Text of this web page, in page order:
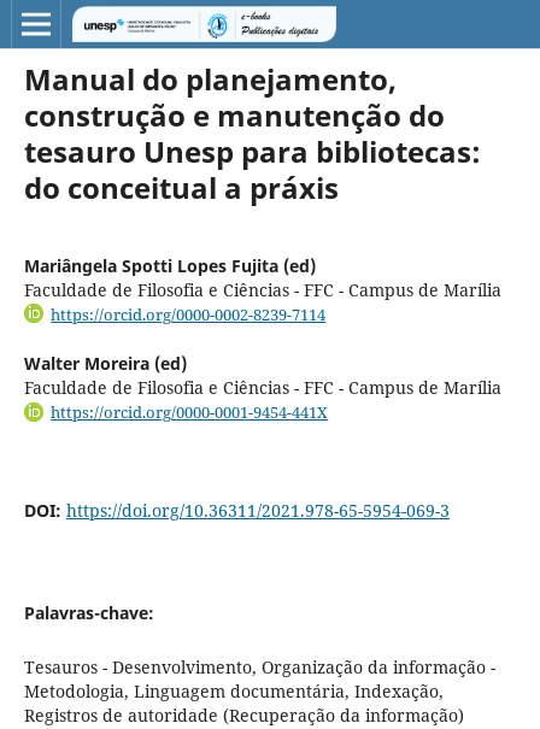
Manual do planejamento,
construção e manutenção do
tesauro Unesp para bibliotecas:
do conceitual a práxis
Mariângela Spotti Lopes Fujita (ed)
Faculdade de Filosofia e Ciências - FFC - Campus de Marília
https://orcid.org/0000-0002-8239-7114
Walter Moreira (ed)
Faculdade de Filosofia e Ciências - FFC - Campus de Marília
https://orcid.org/0000-0001-9454-441X
DOI: https://doi.org/10.36311/2021.978-65-5954-069-3
Palavras-chave:
Tesauros - Desenvolvimento, Organização da informação -
Metodologia, Linguagem documentária, Indexação,
Registros de autoridade (Recuperação da informação)